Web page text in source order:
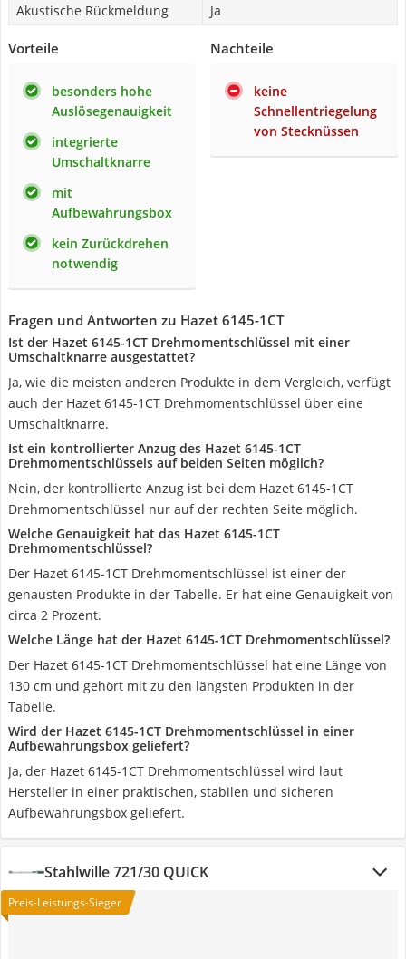
Akustische Rückmeldung
Ja
Vorteile
besonders hohe
Auslösegenauigkeit
integrierte
Umschaltknarre
mit
Aufbewahrungsbox
kein Zurückdrehen
notwendig
Nachteile
keine
Schnellentriegelung
von Stecknüssen
Fragen und Antworten zu Hazet 6145-1CT
Ist der Hazet 6145-1CT Drehmomentschlüssel mit einer
Umschaltknarre ausgestattet?
Ja, wie die meisten anderen Produkte in dem Vergleich, verfügt
auch der Hazet 6145-1CT Drehmomentschlüssel über eine
Umschaltknarre.
Ist ein kontrollierter Anzug des Hazet 6145-1CT
Drehmomentschlüssels auf beiden Seiten möglich?
Nein, der kontrollierte Anzug ist bei dem Hazet 6145-1CT
Drehmomentschlüssel nur auf der rechten Seite möglich.
Welche Genauigkeit hat das Hazet 6145-1CT
Drehmomentschlüssel?
Der Hazet 6145-1CT Drehmomentschlüssel ist einer der
genausten Produkte in der Tabelle. Er hat eine Genauigkeit von
circa 2 Prozent.
Welche Länge hat der Hazet 6145-1CT Drehmomentschlüssel?
Der Hazet 6145-1CT Drehmomentschlüssel hat eine Länge von
130 cm und gehört mit zu den längsten Produkten in der
Tabelle.
Wird der Hazet 6145-1CT Drehmomentschlüssel in einer
Aufbewahrungsbox geliefert?
Ja, der Hazet 6145-1CT Drehmomentschlüssel wird laut
Hersteller in einer praktischen, stabilen und sicheren
Aufbewahrungsbox geliefert.
Stahlwille 721/30 QUICK
Preis-Leistungs-Sieger